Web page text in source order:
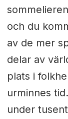
och du
av de mer
delar av
plats i
urminnes
under